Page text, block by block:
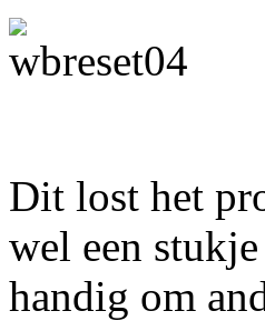
Dit lost het
wel een
handig om